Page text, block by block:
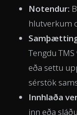
Notendur:
hlutverkum
Tengdu
eða settu
sérstök
Innhlaða
inn eða